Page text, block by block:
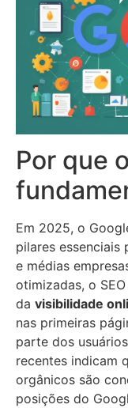
Por que
Em 2025, o
pilares essenciais
e médias
otimizadas, o
da visibilidade
nas primeiras
parte dos
recentes indicam
orgânicos são
posições do